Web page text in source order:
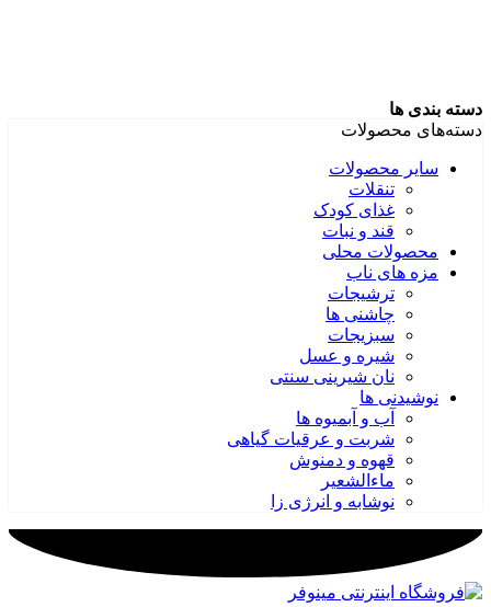
دسته بندی ها
دسته‌های محصولات
سایر محصولات
تنقلات
غذای کودک
قند و نبات
محصولات محلی
مزه های ناب
ترشیجات
چاشنی ها
سبزیجات
شیره و عسل
نان شیرینی سنتی
نوشیدنی ها
آب و آبمیوه ها
شربت و عرقیات گیاهی
قهوه و دمنوش
ماءالشعیر
نوشابه و انرژی زا